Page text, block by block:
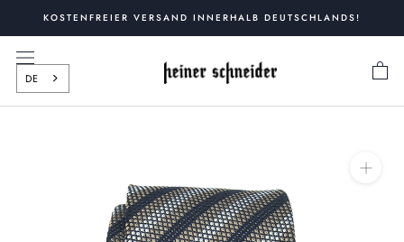
springen
KOSTENFREIER VERSAND INNERHALB DEUTSCHLANDS!
DE